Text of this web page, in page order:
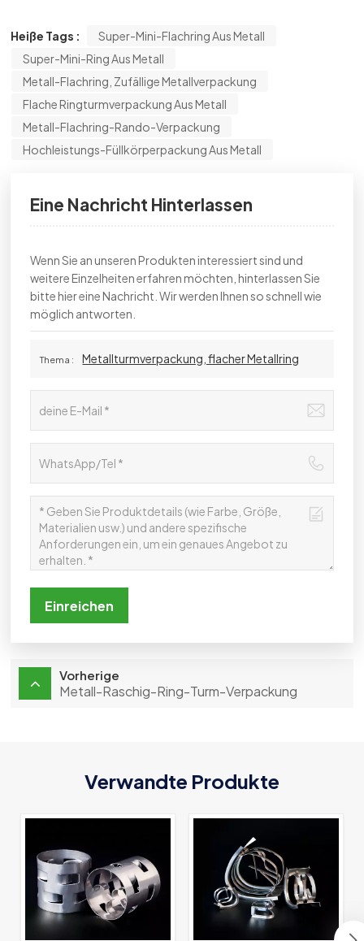
Heiße Tags :
Super-Mini-Flachring Aus Metall
Super-Mini-Ring Aus Metall
Metall-Flachring, Zufällige Metallverpackung
Flache Ringturmverpackung Aus Metall
Metall-Flachring-Rando-Verpackung
Hochleistungs-Füllkörperpackung Aus Metall
Eine Nachricht Hinterlassen
Wenn Sie an unseren Produkten interessiert sind und
weitere Einzelheiten erfahren möchten, hinterlassen Sie
bitte hier eine Nachricht. Wir werden Ihnen so schnell wie
möglich antworten.
Thema : Metallturmverpackung, flacher Metallring
Einreichen
Vorherige
Metall-Raschig-Ring-Turm-Verpackung
Verwandte Produkte